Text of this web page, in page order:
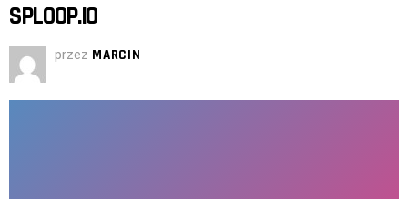
SPLOOP.IO
przez MARCIN